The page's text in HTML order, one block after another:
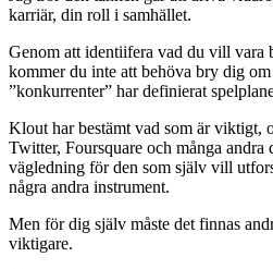
karriär, din roll i samhället.
Genom att identiifera vad du vill vara
kommer du inte att behöva bry dig
”konkurrenter” har definierat
Klout har bestämt vad som är viktigt,
Twitter, Foursquare och många andra
vägledning för den som själv vill
några andra instrument.
Men för dig själv måste det finnas
viktigare.